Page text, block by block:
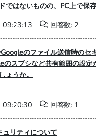
ではないものの、PC上で保
回答数: 2
のファイル送信時のセ
のスプシなど共有範囲の設
ょうか。
回答数: 1
ュリティについて